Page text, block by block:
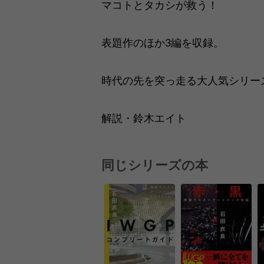
マコトとタカシが救う！
表題作のほか3編を収録。
時代の先を突っ走る大人気シリー
解説・鈴木エイト
同じシリーズの本